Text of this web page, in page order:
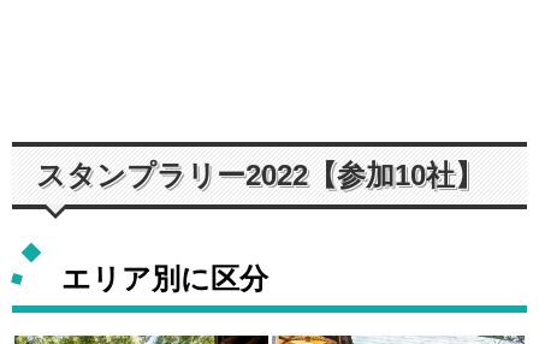
スタンプラリー2022【参加10社】
エリア別に区分